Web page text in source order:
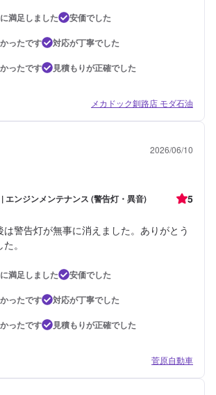
満足しました
安価でした
ったです
対応が丁寧でした
ったです
見積もりが正確でした
メカドック釧路店 モダ石油
2026/06/10
エンジンメンテナンス (警告灯・異音) 5
は警告灯が無事に消えました。ありがとう
。
満足しました
安価でした
ったです
対応が丁寧でした
ったです
見積もりが正確でした
菅原自動車